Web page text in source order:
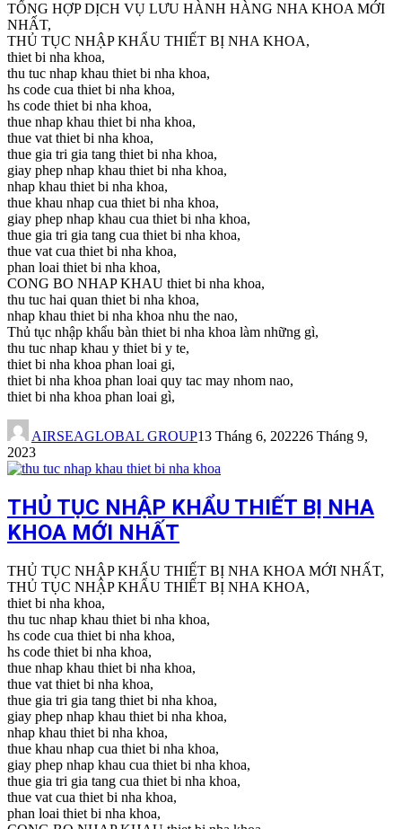
TỔNG HỢP DỊCH VỤ LƯU HÀNH HÀNG NHA KHOA MỚI
NHẤT,
THỦ TỤC NHẬP KHẨU THIẾT BỊ NHA KHOA,
thiet bi nha khoa,
thu tuc nhap khau thiet bi nha khoa,
hs code cua thiet bi nha khoa,
hs code thiet bi nha khoa,
thue nhap khau thiet bi nha khoa,
thue vat thiet bi nha khoa,
thue gia tri gia tang thiet bi nha khoa,
giay phep nhap khau thiet bi nha khoa,
nhap khau thiet bi nha khoa,
thue khau nhap cua thiet bi nha khoa,
giay phep nhap khau cua thiet bi nha khoa,
thue gia tri gia tang cua thiet bi nha khoa,
thue vat cua thiet bi nha khoa,
phan loai thiet bi nha khoa,
CONG BO NHAP KHAU thiet bi nha khoa,
thu tuc hai quan thiet bi nha khoa,
nhap khau thiet bi nha khoa nhu the nao,
Thủ tục nhập khẩu bàn thiet bi nha khoa làm những gì,
thu tuc nhap khau y thiet bi y te,
thiet bi nha khoa phan loai gi,
thiet bi nha khoa phan loai quy tac may nhom nao,
thiet bi nha khoa phan loai gì,
AIRSEAGLOBAL GROUP13 Tháng 6, 202226 Tháng 9,
2023
THỦ TỤC NHẬP KHẨU THIẾT BỊ NHA
KHOA MỚI NHẤT
THỦ TỤC NHẬP KHẨU THIẾT BỊ NHA KHOA MỚI NHẤT,
THỦ TỤC NHẬP KHẨU THIẾT BỊ NHA KHOA,
thiet bi nha khoa,
thu tuc nhap khau thiet bi nha khoa,
hs code cua thiet bi nha khoa,
hs code thiet bi nha khoa,
thue nhap khau thiet bi nha khoa,
thue vat thiet bi nha khoa,
thue gia tri gia tang thiet bi nha khoa,
giay phep nhap khau thiet bi nha khoa,
nhap khau thiet bi nha khoa,
thue khau nhap cua thiet bi nha khoa,
giay phep nhap khau cua thiet bi nha khoa,
thue gia tri gia tang cua thiet bi nha khoa,
thue vat cua thiet bi nha khoa,
phan loai thiet bi nha khoa,